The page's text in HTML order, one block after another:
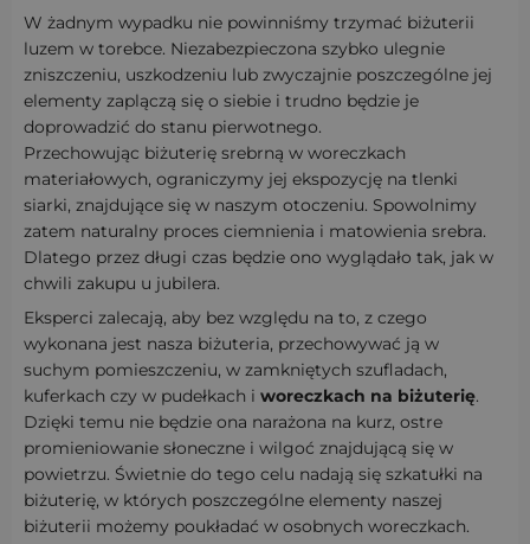
W żadnym wypadku nie powinniśmy trzymać biżuterii
luzem w torebce. Niezabezpieczona szybko ulegnie
zniszczeniu, uszkodzeniu lub zwyczajnie poszczególne jej
elementy zaplączą się o siebie i trudno będzie je
doprowadzić do stanu pierwotnego.
Przechowując biżuterię srebrną w woreczkach
materiałowych, ograniczymy jej ekspozycję na tlenki
siarki, znajdujące się w naszym otoczeniu. Spowolnimy
zatem naturalny proces ciemnienia i matowienia srebra.
Dlatego przez długi czas będzie ono wyglądało tak, jak w
chwili zakupu u jubilera.
Eksperci zalecają, aby bez względu na to, z czego
wykonana jest nasza biżuteria, przechowywać ją w
suchym pomieszczeniu, w zamkniętych szufladach,
kuferkach czy w pudełkach i woreczkach na biżuterię.
Dzięki temu nie będzie ona narażona na kurz, ostre
promieniowanie słoneczne i wilgoć znajdującą się w
powietrzu. Świetnie do tego celu nadają się szkatułki na
biżuterię, w których poszczególne elementy naszej
biżuterii możemy poukładać w osobnych woreczkach.